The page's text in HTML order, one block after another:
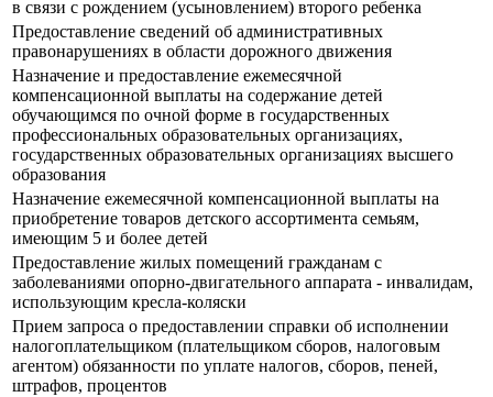
в связи с рождением (усыновлением) второго ребенка
Предоставление сведений об административных
правонарушениях в области дорожного движения
Назначение и предоставление ежемесячной
компенсационной выплаты на содержание детей
обучающимся по очной форме в государственных
профессиональных образовательных организациях,
государственных образовательных организациях высшего
образования
Назначение ежемесячной компенсационной выплаты на
приобретение товаров детского ассортимента семьям,
имеющим 5 и более детей
Предоставление жилых помещений гражданам с
заболеваниями опорно-двигательного аппарата - инвалидам,
использующим кресла-коляски
Прием запроса о предоставлении справки об исполнении
налогоплательщиком (плательщиком сборов, налоговым
агентом) обязанности по уплате налогов, сборов, пеней,
штрафов, процентов